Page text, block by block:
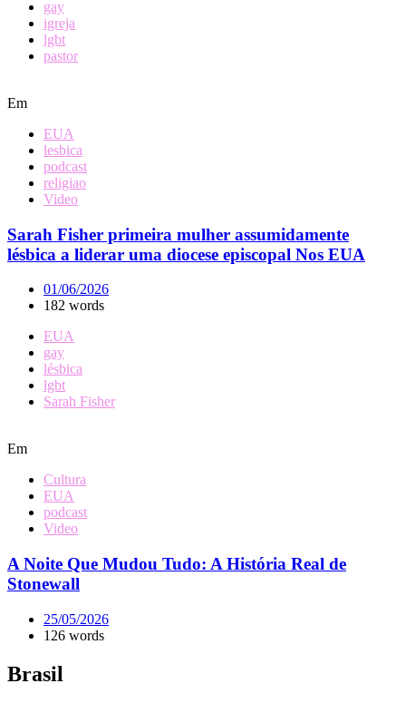
gay
igreja
lgbt
pastor
Em
EUA
lesbica
podcast
religiao
Video
Sarah Fisher primeira mulher assumidamente
lésbica a liderar uma diocese episcopal Nos EUA
01/06/2026
182 words
EUA
gay
lésbica
lgbt
Sarah Fisher
Em
Cultura
EUA
podcast
Video
A Noite Que Mudou Tudo: A História Real de
Stonewall
25/05/2026
126 words
Brasil